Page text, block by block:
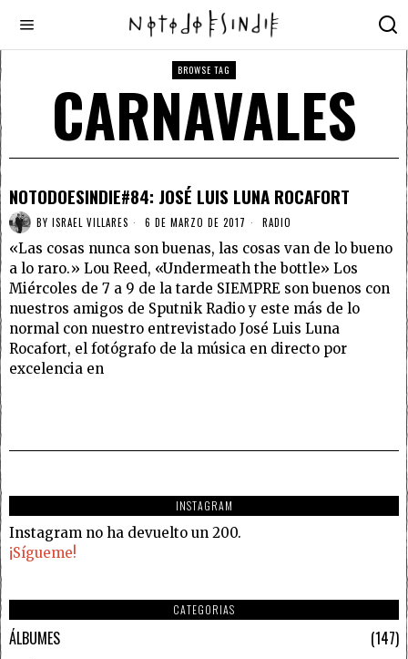
BROWSE TAG
CARNAVALES
NOTODOESINDIE#84: JOSÉ LUIS LUNA ROCAFORT
BY ISRAEL VILLARES 6 DE MARZO DE 2017 RADIO
«Las cosas nunca son buenas, las cosas van de lo bueno
a lo raro.» Lou Reed, «Undermeath the bottle» Los
Miércoles de 7 a 9 de la tarde SIEMPRE son buenos con
nuestros amigos de Sputnik Radio y este más de lo
normal con nuestro entrevistado José Luis Luna
Rocafort, el fotógrafo de la música en directo por
excelencia en
INSTAGRAM
Instagram no ha devuelto un 200.
¡Sígueme!
CATEGORIAS
ÁLBUMES
147